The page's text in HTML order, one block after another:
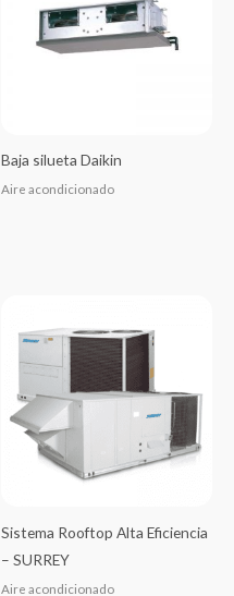
Baja silueta Daikin
Aire acondicionado
Sistema Rooftop Alta Eficiencia
– SURREY
Aire acondicionado